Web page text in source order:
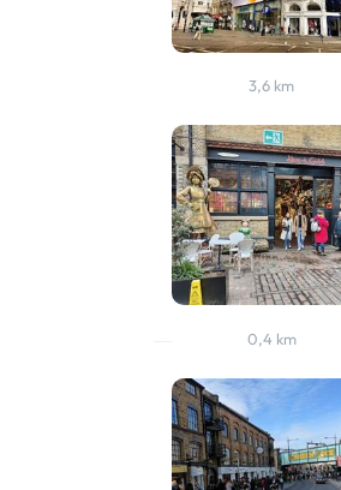
3,6 km
0,4 km